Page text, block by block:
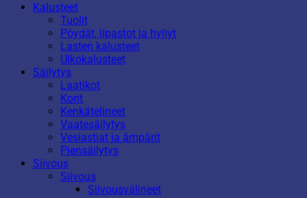
Kalusteet
Tuolit
Pöydät, lipastot ja hyllyt
Lasten kalusteet
Ulkokalusteet
Säilytys
Laatikot
Korit
Kenkätelineet
Vaatesäilytys
Vesiastiat ja ämpärit
Piensäilytys
Siivous
Siivous
Siivousvälineet